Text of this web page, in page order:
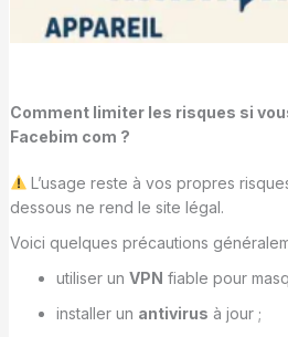
Comment limiter les risques si
Facebim com ?
L’usage reste à vos propres
dessous ne rend le site légal.
Voici quelques précautions
utiliser un VPN fiable pour
installer un antivirus à jour ;